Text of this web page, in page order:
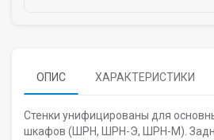
ОПИС ХАРАКТЕРИСТИКИ
Стенки унифицированы для
шкафов (ШРН, ШРН-Э, ШРН-М).